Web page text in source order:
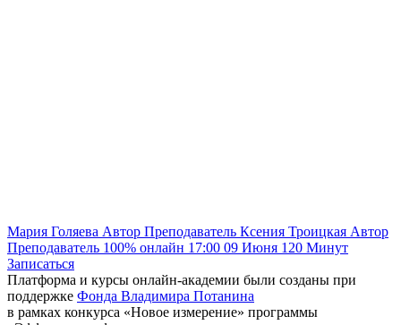
Мария Голяева Автор Преподаватель Ксения Троицкая Автор
Преподаватель 100% онлайн 17:00 09 Июня 120 Минут
Записаться
Платформа и курсы онлайн-академии были созданы при
поддержке Фонда Владимира Потанина
в рамках конкурса «Новое измерение» программы